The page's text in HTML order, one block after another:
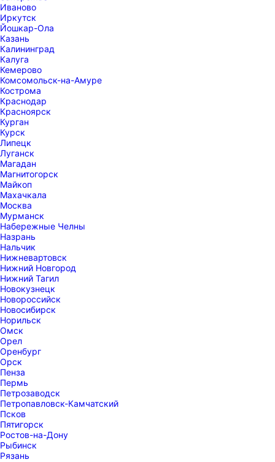
Иваново
Иркутск
Йошкар-Ола
Казань
Калининград
Калуга
Кемерово
Комсомольск-на-Амуре
Кострома
Краснодар
Красноярск
Курган
Курск
Липецк
Луганск
Магадан
Магнитогорск
Майкоп
Махачкала
Москва
Мурманск
Набережные Челны
Назрань
Нальчик
Нижневартовск
Нижний Новгород
Нижний Тагил
Новокузнецк
Новороссийск
Новосибирск
Норильск
Омск
Орел
Оренбург
Орск
Пенза
Пермь
Петрозаводск
Петропавловск-Камчатский
Псков
Пятигорск
Ростов-на-Дону
Рыбинск
Рязань